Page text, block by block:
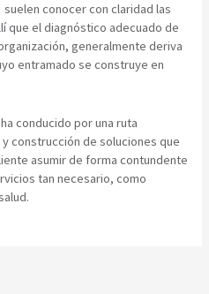
suelen conocer con claridad las
que el diagnóstico adecuado de
generalmente deriva
entramado se construye en
conducido por una ruta
construcción de soluciones que
asumir de forma contundente
tan necesario, como